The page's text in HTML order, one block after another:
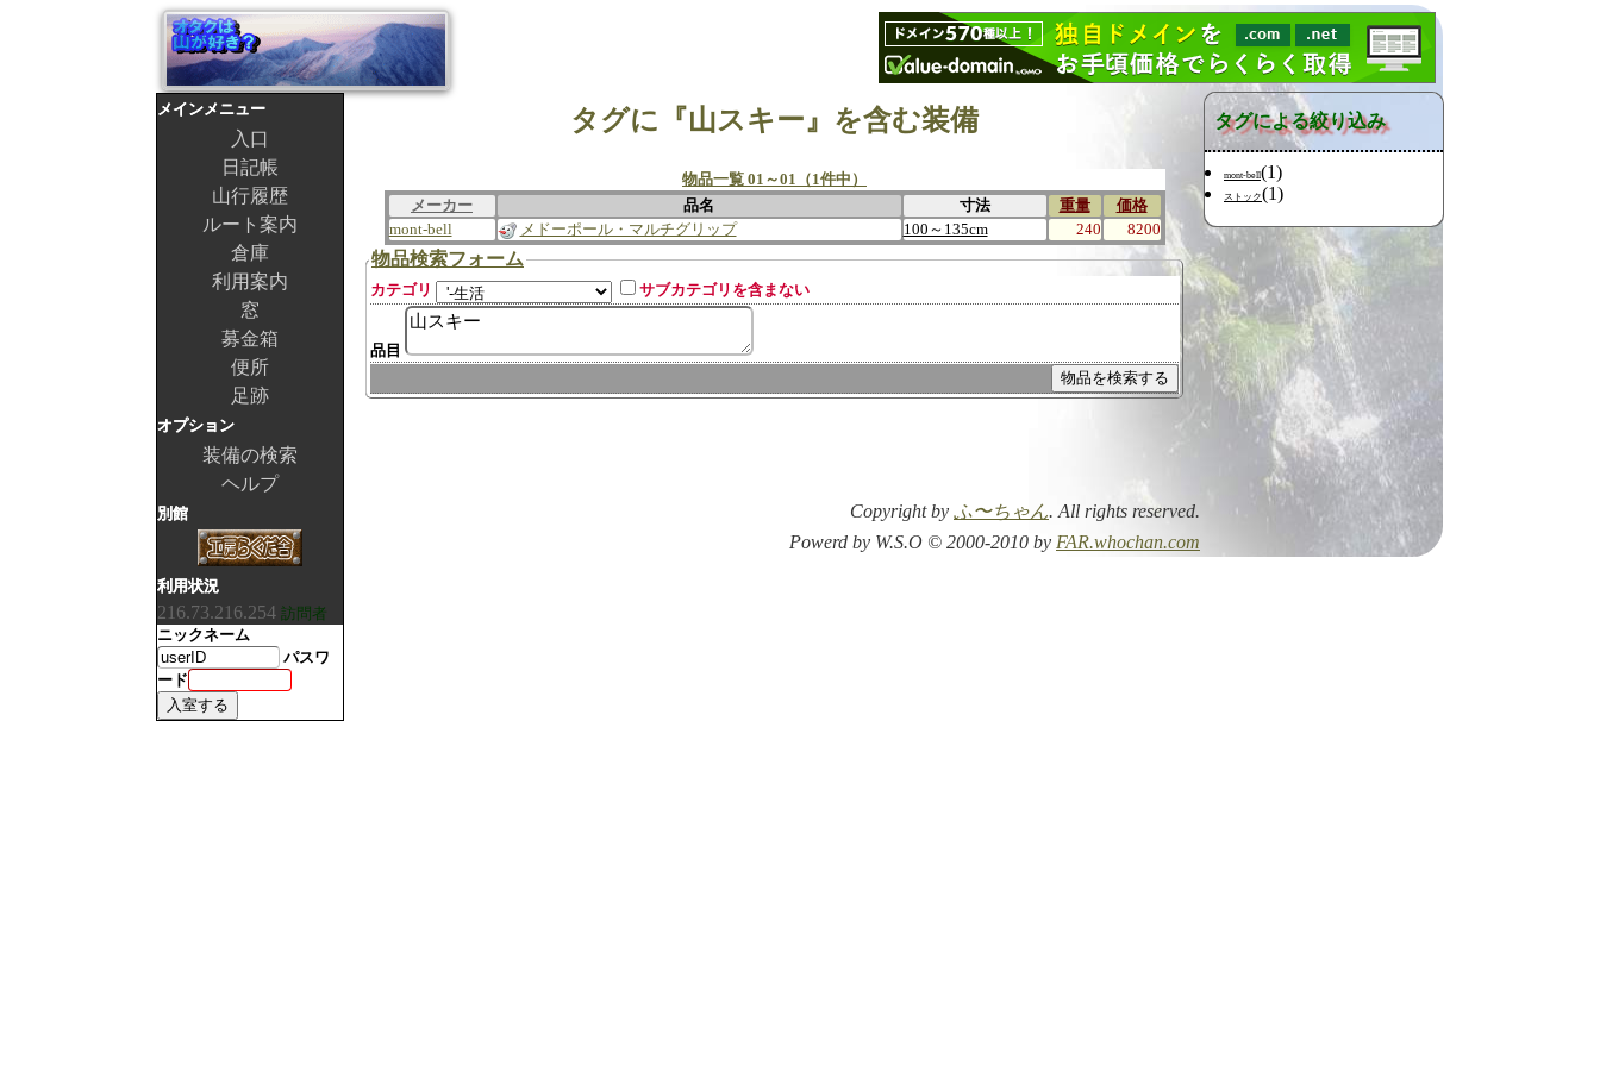
タグに『山スキー』を含む装備
物品一覧 01～01（1件中）
メーカー
品名 寸法 重量
価格
mont-bell
メドーポール・マルチグリップ 100～135cm 240 8200
物品検索フォーム
カテゴリ サブカテゴリを含まない
品目
タグによる絞り込み
mont-bell(1)
ストック(1)
メインメニュー
入口
日記帳
山行履歴
ルート案内
倉庫
利用案内
窓
募金箱
便所
足跡
オプション
装備の検索
ヘルプ
別館
利用状況
216.73.216.254 訪問者
ニックネーム
パスワ
ード
Copyright by ふ〜ちゃん. All rights reserved.
Powerd by W.S.O © 2000-2010 by FAR.whochan.com